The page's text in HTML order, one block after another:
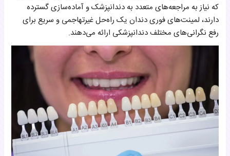
که نیاز به مراجعه‌های متعدد به دندانپزشک و آماده‌سازی گسترده
دارند، لمینت‌های فوری دندان یک راه‌حل غیرتهاجمی و سریع برای
رفع نگرانی‌های مختلف دندانپزشکی ارائه می‌دهند.